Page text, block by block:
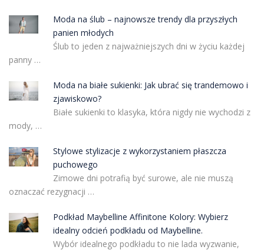
Moda na ślub – najnowsze trendy dla przyszłych
panien młodych
Ślub to jeden z najważniejszych dni w życiu każdej
panny …
Moda na białe sukienki: Jak ubrać się trandemowo i
zjawiskowo?
Białe sukienki to klasyka, która nigdy nie wychodzi z
mody, …
Stylowe stylizacje z wykorzystaniem płaszcza
puchowego
Zimowe dni potrafią być surowe, ale nie muszą
oznaczać rezygnacji …
Podkład Maybelline Affinitone Kolory: Wybierz
idealny odcień podkładu od Maybelline.
Wybór idealnego podkładu to nie lada wyzwanie,